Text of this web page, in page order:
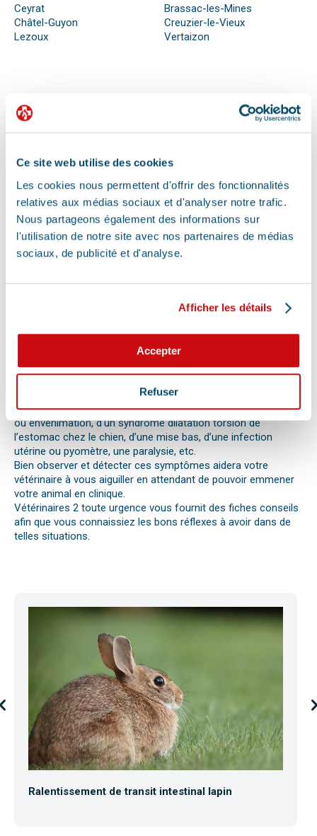
Ce site web utilise des cookies
Les cookies nous permettent d'offrir des fonctionnalités
relatives aux médias sociaux et d'analyser notre trafic.
Nous partageons également des informations sur
l'utilisation de notre site avec nos partenaires de médias
sociaux, de publicité et d'analyse.
Afficher les détails
Accepter
Refuser
Ceyrat
Châtel-Guyon
Lezoux
Brassac-les-Mines
Creuzier-le-Vieux
Vertaizon
QUE FAIRE EN CAS D’URGENCE ?
Face à son animal souffrant, nous sommes nombreux à
peuvent être salvateurs.
Ainsi, le premier réflexe à avoir dans une telle situation est de
contacter le vétérinaire de garde ou la clinique d’urgence
vétérinaire la plus proche de votre domicile. Il est important
également de ne pas paniquer et de vous assurer de la
sécurité de votre animal pour ne pas empirer la situation.
Pour pouvoir détecter un mal-être chez son animal et décrire
signaux. Tout comportement anormal ou abattement doit
Les difficultés respiratoires, pertes de conscience, les
perte d’appétit soudaine sont autant de signes visibles que
votre chat, chien ou autre nouvel animal de compagnie ne va
pas bien.
Différentes causes peuvent être à l’origine d’une urgence pour
votre compagnon. Il peut s’agir en effet d’un épillet, d’une
réaction allergique avec œdème de Quincke, d’une intoxication
ou envenimation, d’un syndrome dilatation torsion de
l’estomac chez le chien, d’une mise bas, d’une infection
utérine ou pyomètre, une paralysie, etc.
Bien observer et détecter ces symptômes aidera votre
vétérinaire à vous aiguiller en attendant de pouvoir emmener
votre animal en clinique.
Vétérinaires 2 toute urgence vous fournit des fiches conseils
afin que vous connaissiez les bons réflexes à avoir dans de
telles situations.
Ralentissement de transit intestinal lapin